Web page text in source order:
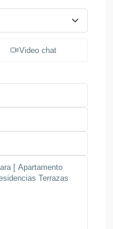
Video chat